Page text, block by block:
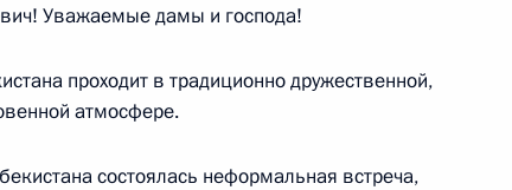
Исламом Каримовым
Уважаемые дамы и господа!
проходит в традиционно дружественной,
атмосфере.
состоялась неформальная встреча,